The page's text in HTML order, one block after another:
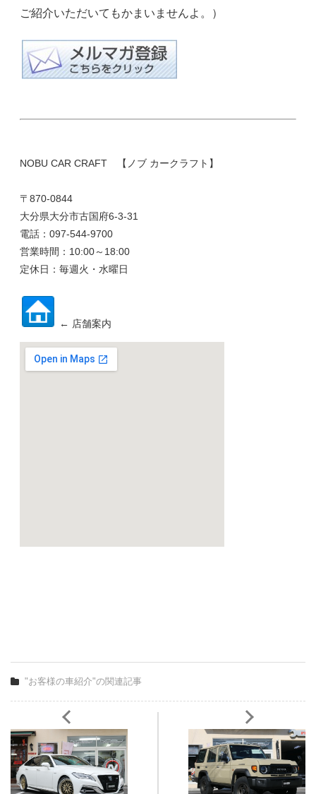
ご紹介いただいてもかまいませんよ。）
NOBU CAR CRAFT 【ノブ カークラフト】
〒870-0844
大分県大分市古国府6-3-31
電話：097-544-9700
営業時間：10:00～18:00
定休日：毎週火・水曜日
← 店舗案内
"お客様の車紹介"の関連記事